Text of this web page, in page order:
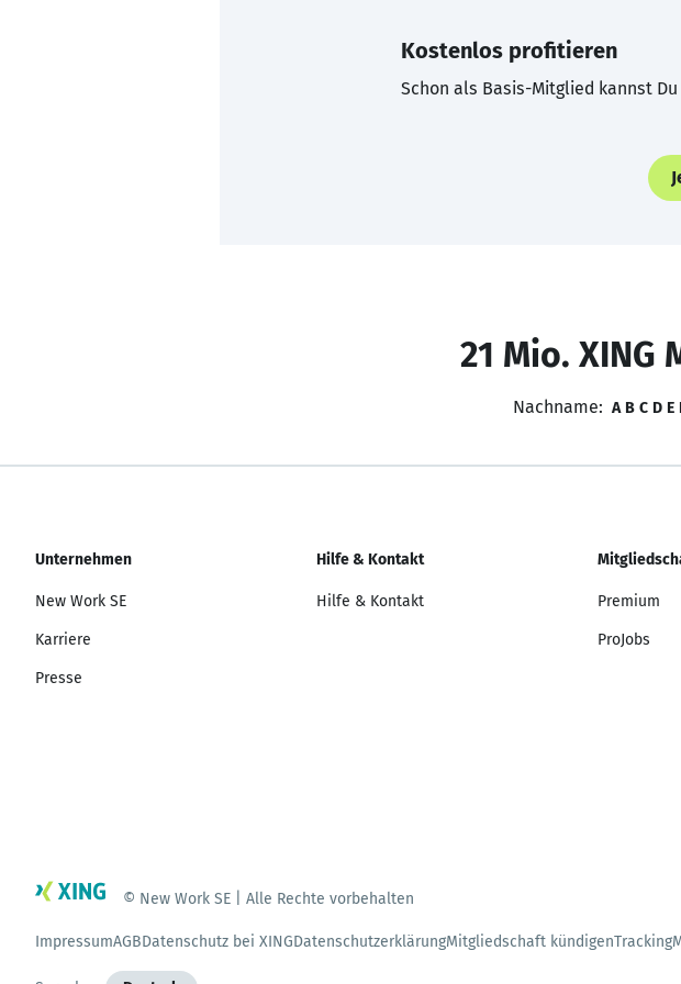
Kostenlos profitieren
Schon als Basis-Mitglied kannst
21 Mio. XING
Nachname: A B C D E
Unternehmen
New Work SE
Karriere
Presse
Hilfe & Kontakt
Hilfe & Kontakt Premium
ProJobs
© New Work SE | Alle Rechte vorbehalten
ImpressumAGBDatenschutz bei XINGDatenschutzerklärungMitgliedschaft kündigenTracking